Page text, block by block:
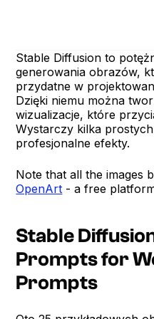
Stable Diffusion to
generowania obrazów,
przydatne w
Dzięki niemu można
wizualizacje, które
Wystarczy kilka
profesjonalne efekty.
Note that all the images
OpenArt - a free
Stable
Prompts for
Prompts